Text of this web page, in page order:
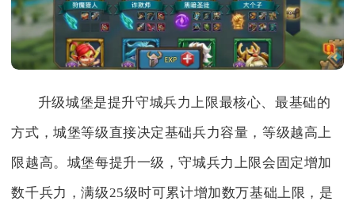
升级城堡是提升守城兵力上限最核心、最基础的
方式，城堡等级直接决定基础兵力容量，等级越高上
限越高。城堡每提升一级，守城兵力上限会固定增加
数千兵力，满级25级时可累计增加数万基础上限，是